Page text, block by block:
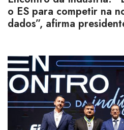
o ES para competir na
dados”, afirma